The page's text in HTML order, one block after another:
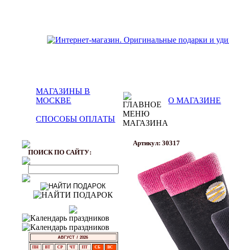
МАГАЗИНЫ В
МОСКВЕ
О МАГАЗИНЕ
СПОСОБЫ ОПЛАТЫ
ПОИСК ПО САЙТУ:
АВГУСТ / 2026
ПН ВТ СР ЧТ ПТ СБ ВС
Артикул: 30317